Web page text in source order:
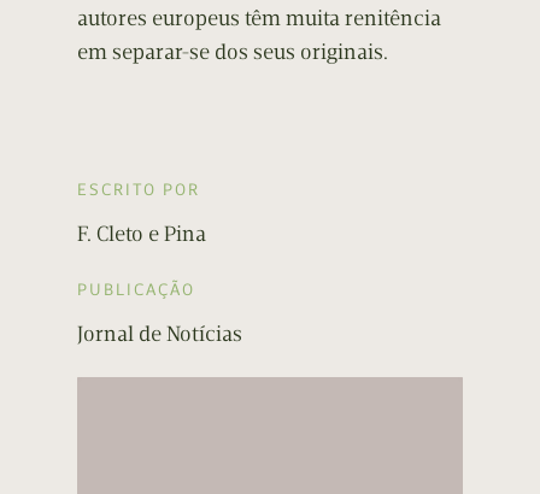
autores europeus têm muita renitência
em separar-se dos seus originais.
ESCRITO POR
F. Cleto e Pina
PUBLICAÇÃO
Jornal de Notícias